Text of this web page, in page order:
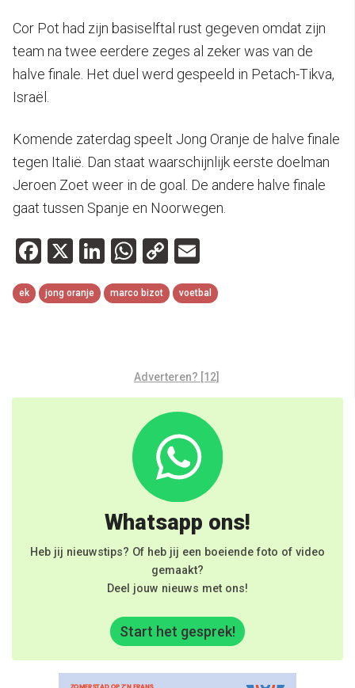
Cor Pot had zijn basiselftal rust gegeven omdat zijn
team na twee eerdere zeges al zeker was van de
halve finale. Het duel werd gespeeld in Petach-Tikva,
Israël.
Komende zaterdag speelt Jong Oranje de halve finale
tegen Italië. Dan staat waarschijnlijk eerste doelman
Jeroen Zoet weer in de goal. De andere halve finale
gaat tussen Spanje en Noorwegen.
Facebook
X LinkedIn
WhatsApp
Copy
Link
ek jong oranje marco bizot voetbal
Adverteren? [12]
Whatsapp ons!
Heb jij nieuwstips? Of heb jij een boeiende foto of video
gemaakt?
Deel jouw nieuws met ons!
Start het gesprek!